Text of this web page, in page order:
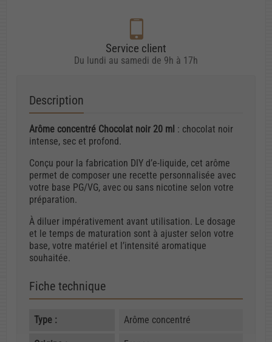
Service client
Du lundi au samedi de 9h à 17h
Description
Arôme concentré Chocolat noir 20 ml : chocolat noir
intense, sec et profond.
Conçu pour la fabrication DIY d’e-liquide, cet arôme
permet de composer une recette personnalisée avec
votre base PG/VG, avec ou sans nicotine selon votre
préparation.
À diluer impérativement avant utilisation. Le dosage
et le temps de maturation sont à ajuster selon votre
base, votre matériel et l’intensité aromatique
souhaitée.
Fiche technique
Type : Arôme concentré